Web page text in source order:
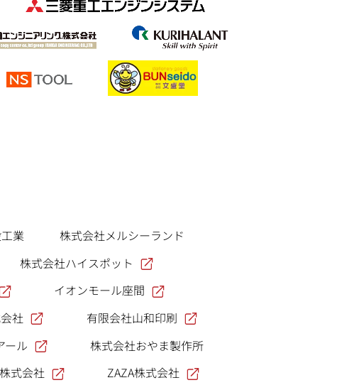
業
株式会社メルシーランド
株式会社ハイスポット
イオンモール座間
社
有限会社山和印刷
ール
株式会社おやま製作所
式会社
ZAZA株式会社